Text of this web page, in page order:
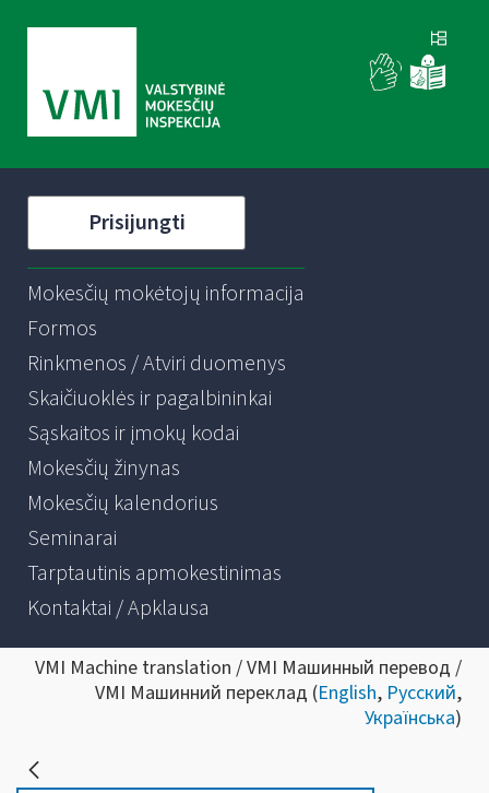
Prisijungti
Mokesčių mokėtojų informacija
Formos
Rinkmenos / Atviri duomenys
Skaičiuoklės ir pagalbininkai
Sąskaitos ir įmokų kodai
Mokesčių žinynas
Mokesčių kalendorius
Seminarai
Tarptautinis apmokestinimas
Kontaktai / Apklausa
VMI Machine translation / VMI Машинный перевод /
VMI Машинний переклад (English, Русский,
Українська)